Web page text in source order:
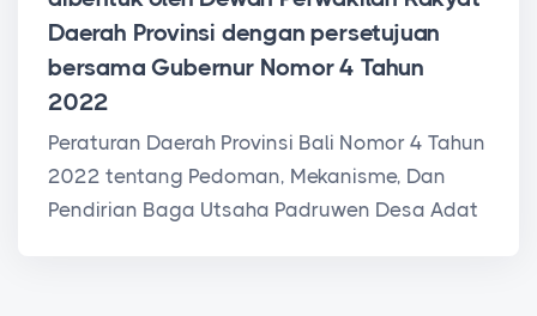
Daerah Provinsi dengan persetujuan
bersama Gubernur Nomor 4 Tahun
2022
Peraturan Daerah Provinsi Bali Nomor 4 Tahun
2022 tentang Pedoman, Mekanisme, Dan
Pendirian Baga Utsaha Padruwen Desa Adat